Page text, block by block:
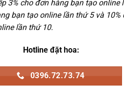
3% cho đơn hàng bạn tạo online
bạn tạo online lần thứ 5 và 10%
lần thứ 10.
Hotline đặt hoa:
0396.72.73.74